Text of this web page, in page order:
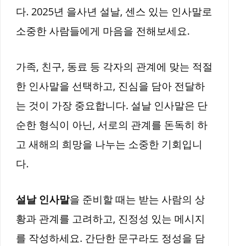
다. 2025년 을사년 설날, 센스 있는 인사말로
소중한 사람들에게 마음을 전해보세요.
가족, 친구, 동료 등 각자의 관계에 맞는 적절
한 인사말을 선택하고, 진심을 담아 전달하
는 것이 가장 중요합니다. 설날 인사말은 단
순한 형식이 아닌, 서로의 관계를 돈독히 하
고 새해의 희망을 나누는 소중한 기회입니
다.
설날 인사말을 준비할 때는 받는 사람의 상
황과 관계를 고려하고, 진정성 있는 메시지
를 작성하세요. 간단한 문구라도 정성을 담